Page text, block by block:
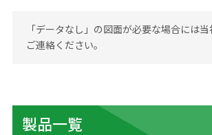
「データなし」の図面が必要な場合には
ご連絡ください。
製品一覧